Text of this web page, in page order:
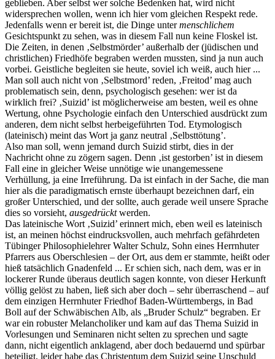
geblieben. Aber selbst wer solche Bedenken hat, wird nicht
widersprechen wollen, wenn ich hier vom gleichen Respekt rede.
Jedenfalls wenn er bereit ist, die Dinge untermenschlichem
Gesichtspunkt zu sehen, was in diesem Fall nun keine Floskel ist.
Die Zeiten, in denen ‚Selbstmörder’ außerhalb der (jüdischen und
christlichen) Friedhöfe begraben werden mussten, sind ja nun auch
vorbei. Geistliche begleiten sie heute, soviel ich weiß, auch hier ...
Man soll auch nicht von ‚Selbstmord’ reden, ‚Freitod’ mag auch
problematisch sein, denn, psychologisch gesehen: wer ist da
wirklich frei? ‚Suizid’ ist möglicherweise am besten, weil es ohne
Wertung, ohne Psychologie einfach den Unterschied ausdrückt zum
anderen, dem nicht selbst herbeigeführten Tod. Etymologisch
(lateinisch) meint das Wort ja ganz neutral ‚Selbsttötung’.
Also man soll, wenn jemand durch Suizid stirbt, dies in der
Nachricht ohne zu zögern sagen. Denn ‚ist gestorben’ ist in diesem
Fall eine in gleicher Weise unnötige wie unangemessene
Verhüllung, ja eine Irreführung. Da ist einfach in der Sache, die man
hier als die paradigmatisch ernste überhaupt bezeichnen darf, ein
großer Unterschied, und der sollte, auch gerade weil unsere Sprache
dies so vorsieht, ausgedrücktwerden.
Das lateinische Wort ‚Suizid’ erinnert mich, eben weil es lateinisch
ist, an meinen höchst eindrucksvollen, auch mehrfach gefährdeten
Tübinger Philosophielehrer Walter Schulz, Sohn eines Herrnhuter
Pfarrers aus Oberschlesien – der Ort, aus dem er stammte, heißt oder
hieß tatsächlich Gnadenfeld ... Er schien sich, nach dem, was er in
lockerer Runde überaus deutlich sagen konnte, von dieser Herkunft
völlig gelöst zu haben, ließ sich aber doch – sehr überraschend – auf
dem einzigen Herrnhuter Friedhof Baden-Württembergs, in Bad
Boll auf der Schwäbischen Alb, als „Bruder Schulz“ begraben. Er
war ein robuster Melancholiker und kam auf das Thema Suizid in
Vorlesungen und Seminaren nicht selten zu sprechen und sagte
dann, nicht eigentlich anklagend, aber doch bedauernd und spürbar
beteiligt, leider habe das Christentum dem Suizid seine Unschuld